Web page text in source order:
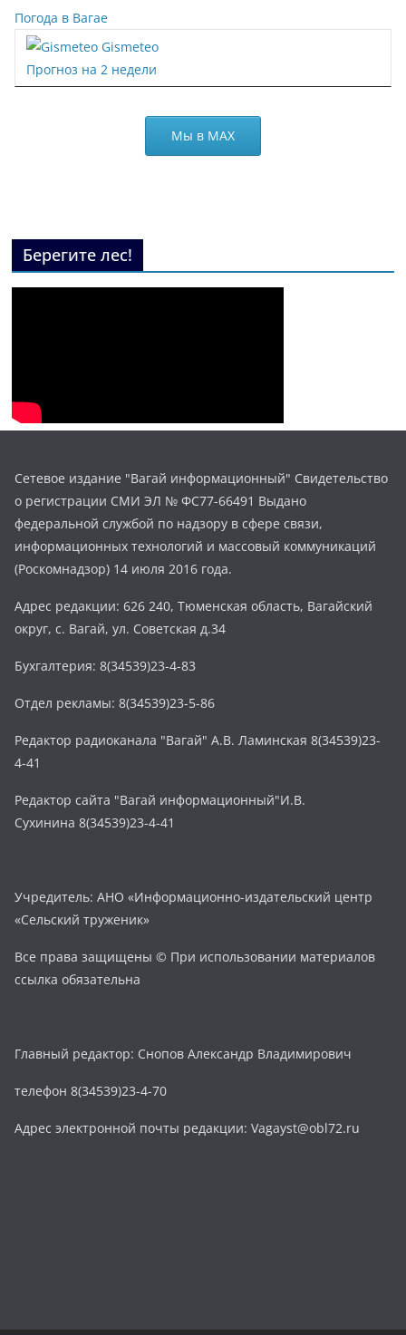
Погода в Вагае
Gismeteo
Прогноз на 2 недели
Мы в МАХ
Берегите лес!
Сетевое издание "Вагай информационный" Свидетельство
о регистрации СМИ ЭЛ № ФС77-66491 Выдано
федеральной службой по надзору в сфере связи,
информационных технологий и массовый коммуникаций
(Роскомнадзор) 14 июля 2016 года.
Адрес редакции: 626 240, Тюменская область, Вагайский
округ, с. Вагай, ул. Советская д.34
Бухгалтерия: 8(34539)23-4-83
Отдел рекламы: 8(34539)23-5-86
Редактор радиоканала "Вагай" А.В. Ламинская 8(34539)23-
4-41
Редактор сайта "Вагай информационный"И.В.
Сухинина 8(34539)23-4-41
Учредитель: АНО «Информационно-издательский центр
«Сельский труженик»
Все права защищены © При использовании материалов
ссылка обязательна
Главный редактор: Снопов Александр Владимирович
телефон 8(34539)23-4-70
Адрес электронной почты редакции: Vagayst@obl72.ru